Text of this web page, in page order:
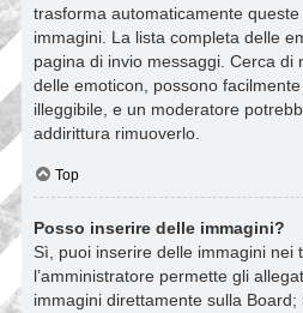
trasforma automaticamente
immagini. La lista completa delle
pagina di invio messaggi. Cerca di
delle emoticon, possono
illeggibile, e un moderatore
addirittura rimuoverlo.
Top
Posso inserire delle immagini?
Sì, puoi inserire delle immagini nei
l’amministratore permette gli
immagini direttamente sulla